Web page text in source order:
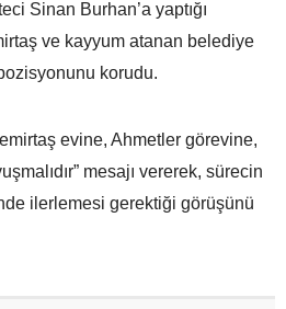
Sinan Burhan’a yaptığı
ve kayyum atanan belediye
korudu.
evine, Ahmetler görevine,
mesajı vererek, sürecin
ilerlemesi gerektiği görüşünü